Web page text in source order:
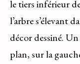
le tiers inférieur
l’arbre s’élevant
décor dessiné. Un
plan, sur la